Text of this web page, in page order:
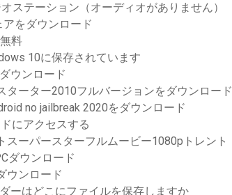
ステーション（オーディオがありません）
をダウンロード
料
10に保存されています
ウンロード
ターター2010フルバージョンをダウンロード
no jailbreak 2020をダウンロード
にアクセスする
スーパースターフルムービー1080pトレント
ダウンロード
ウンロード
ーはどこにファイルを保存しますか